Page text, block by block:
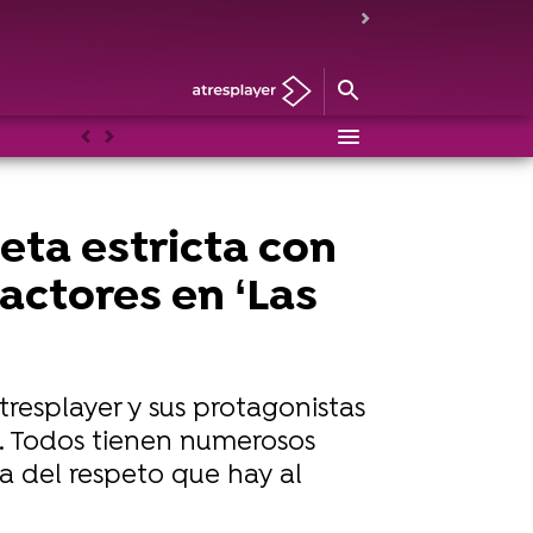
AnteriorSiguiente
estricta con
en ‘Las
y sus protagonistas
tienen numerosos
del respeto que hay al